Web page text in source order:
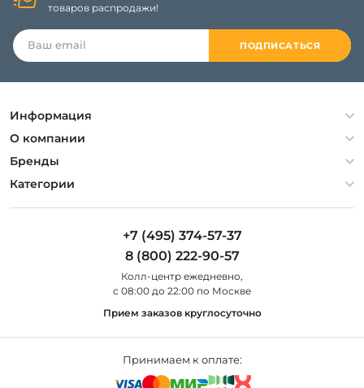
товаров распродажи!
ПОДПИСАТЬСЯ
Информация
Политика конфиденциальности
Гарантия
Оплата и доставка
О компании
О компании
Контакты
Бренды
Artelamp
Категории
Люстры
Уличные светильники
+7 (495) 374-57-37
8 (800) 222-90-57
Колл-центр eжедневно,
с 08:00 до 22:00 по Москве
Прием заказов круглосуточно
Принимаем к оплате: